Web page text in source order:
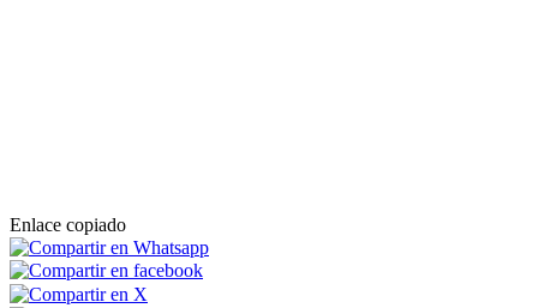
Enlace copiado